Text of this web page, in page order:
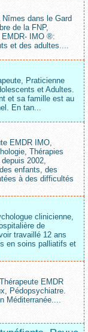
dans le Gard
de la FNP,
EMDR- IMO ®:
et des adultes....
Praticienne
et Adultes.
et sa famille est au
En tan...
EMDR IMO,
Thérapies
2002,
enfants, des
à des difficultés
clinicienne,
de
travaillé 12 ans
en soins palliatifs et
EMDR
Pédopsychiatre.
Méditerranée....